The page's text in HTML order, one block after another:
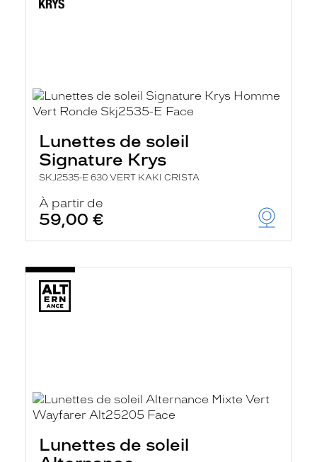
Lunettes de soleil
Signature Krys
SKJ2535-E 630 VERT KAKI CRISTA
À partir de
59,00 €
Lunettes de soleil